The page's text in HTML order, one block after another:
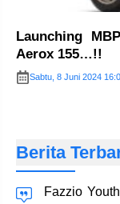
Launching
Aerox 155…!!
Sabtu, 8 Juni 2024
Berita
Fazzio